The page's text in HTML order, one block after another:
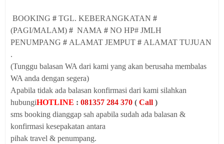
BOOKING # TGL. KEBERANGKATAN #
(PAGI/MALAM) # NAMA # NO HP# JMLH
PENUMPANG # ALAMAT JEMPUT # ALAMAT TUJUAN
.
(Tunggu balasan WA dari kami yang akan berusaha membalas
WA anda dengan segera)
Apabila tidak ada balasan konfirmasi dari kami silahkan
hubungiHOTLINE : 081357 284 370 ( Call )
sms booking dianggap sah apabila sudah ada balasan &
konfirmasi kesepakatan antara
pihak travel & penumpang.